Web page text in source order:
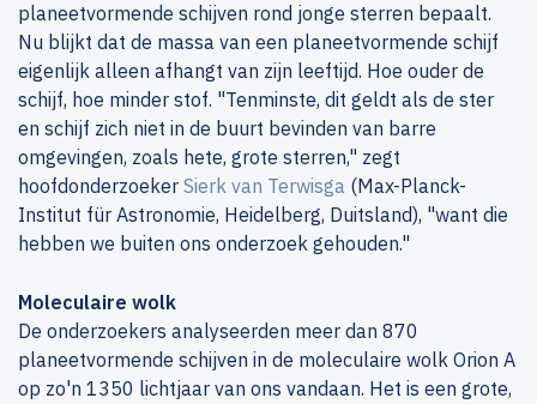
planeetvormende schijven rond jonge sterren bepaalt.
Nu blijkt dat de massa van een planeetvormende schijf
eigenlijk alleen afhangt van zijn leeftijd. Hoe ouder de
schijf, hoe minder stof. "Tenminste, dit geldt als de ster
en schijf zich niet in de buurt bevinden van barre
omgevingen, zoals hete, grote sterren," zegt
hoofdonderzoeker Sierk van Terwisga (Max-Planck-
Institut für Astronomie, Heidelberg, Duitsland), "want die
hebben we buiten ons onderzoek gehouden."
Moleculaire wolk
De onderzoekers analyseerden meer dan 870
planeetvormende schijven in de moleculaire wolk Orion A
op zo'n 1350 lichtjaar van ons vandaan. Het is een grote,